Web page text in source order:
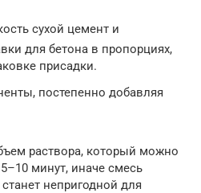
сухой цемент и
для бетона в пропорциях,
присадки.
постепенно добавляя
раствора, который можно
минут, иначе смесь
непригодной для